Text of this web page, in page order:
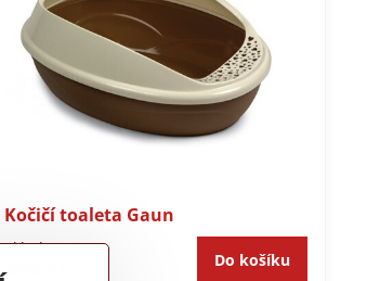
Kočičí toaleta Gaun
Skladem
399 Kč Do košíku